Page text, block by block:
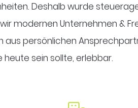
Deshalb wurde
modernen Unternehmen &
aus persönlichen
sein sollte, erlebbar.